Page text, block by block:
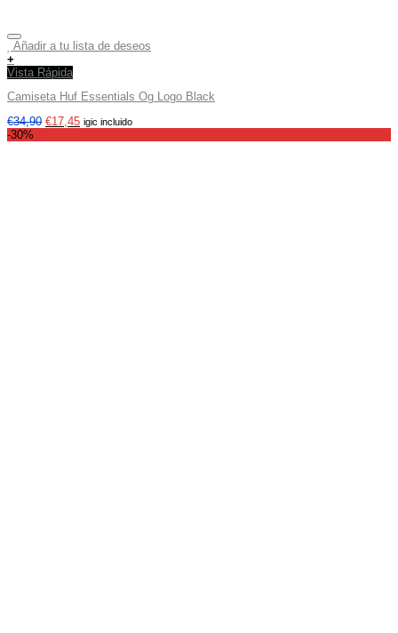
Añadir a tu lista de deseos
+
Vista Rápida
Camiseta Huf Essentials Og Logo Black
€34,90 €17,45 igic incluido
-30%